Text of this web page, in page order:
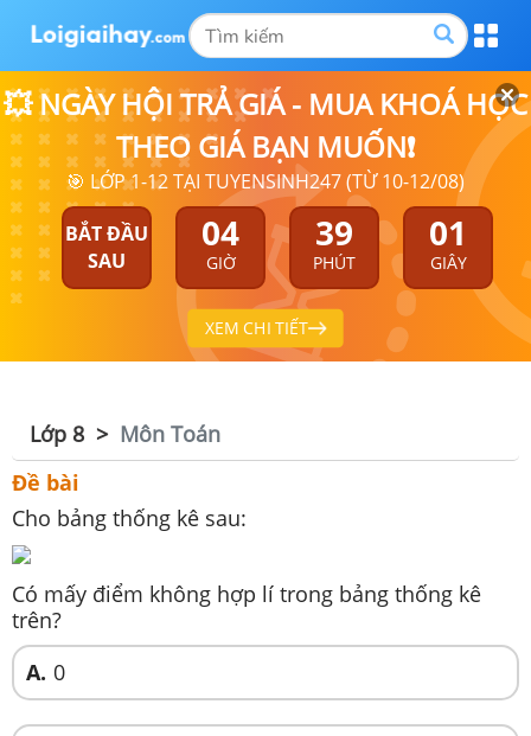
💥 NGÀY HỘI TRẢ GIÁ - MUA KHOÁ HỌC
THEO GIÁ BẠN MUỐN❗
🎯 LỚP 1-12 TẠI TUYENSINH247 (TỪ 10-12/08)
BẮT ĐẦU
SAU
04
GIỜ
39
PHÚT
01
GIÂY
XEM CHI TIẾT
Lớp 8
Môn Toán
Đề bài
Cho bảng thống kê sau:
Có mấy điểm không hợp lí trong bảng thống kê
trên?
A. 0